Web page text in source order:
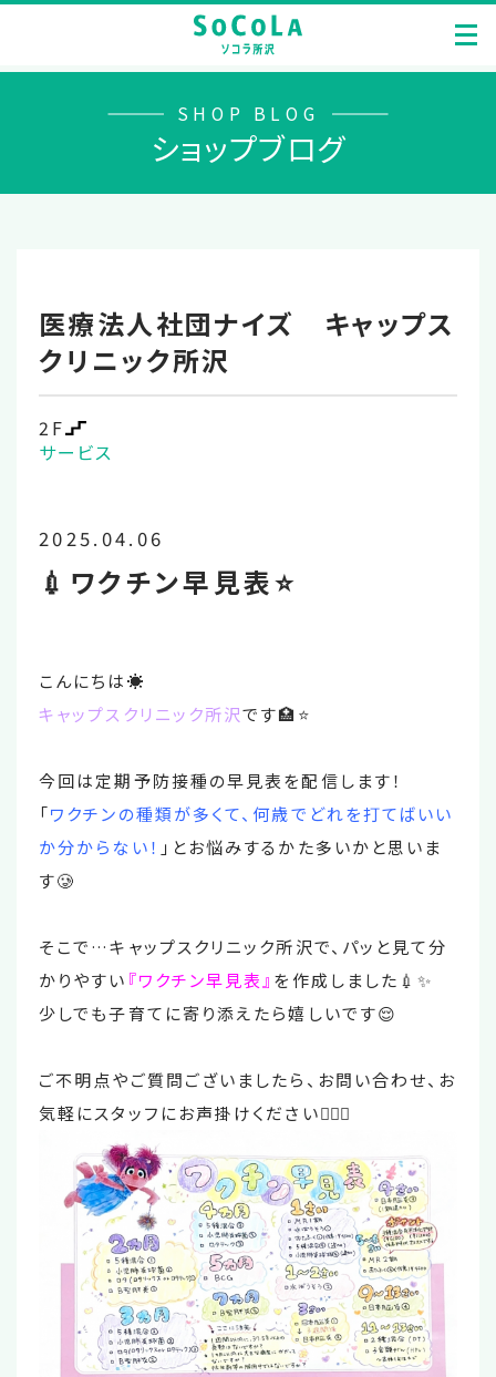
SHOP BLOG
ショップブログ
医療法人社団ナイズ キャップス
クリニック所沢
2F
サービス
2025.04.06
💉ワクチン早見表⭐
こんにちは☀️
キャップスクリニック所沢です🏥⭐️
今回は定期予防接種の早見表を配信します！
「ワクチンの種類が多くて、何歳でどれを打てばいい
か分からない！ 」とお悩みするかた多いかと思いま
す🥲
そこで…キャップスクリニック所沢で、パッと見て分
かりやすい 『ワクチン早見表』 を作成しました💉✨️
少しでも子育てに寄り添えたら嬉しいです😌
ご不明点やご質問ございましたら、お問い合わせ、お
気軽にスタッフにお声掛けください💁🏻‍♀️